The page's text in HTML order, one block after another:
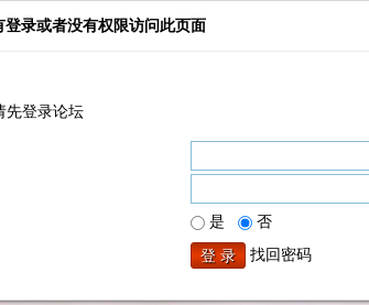
登录或者没有权限访问此页面
先登录论坛
是
否
找回密码